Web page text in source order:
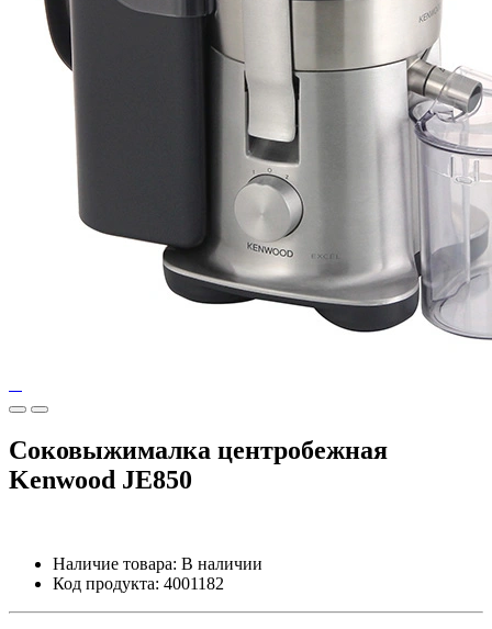
Соковыжималка центробежная
Kenwood JE850
Наличие товара: В наличии
Код продукта: 4001182